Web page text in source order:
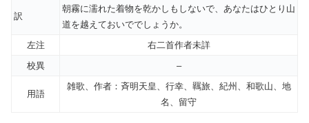
訳
朝霧に濡れた着物を乾かしもしないで、あなたはひとり山
道を越えておいででしょうか。
左注
右二首作者未詳
校異
–
用語
雑歌、作者：斉明天皇、行幸、羈旅、紀州、和歌山、地
名、留守